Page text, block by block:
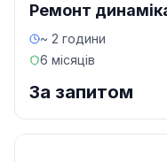
Ремонт
~ 2 години
6 місяців
За запитом